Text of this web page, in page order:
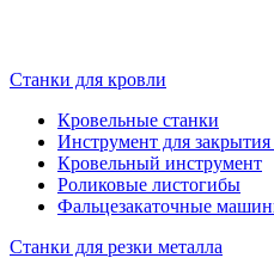
Станки для кровли
Кровельные станки
Инструмент для закрытия
Кровельный инструмент
Роликовые листогибы
Фальцезакаточные
Станки для резки металла